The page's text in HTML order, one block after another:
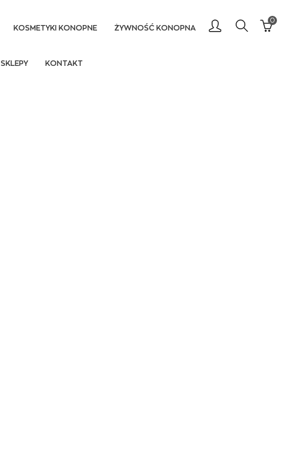
KOSMETYKI KONOPNE ŻYWNOŚĆ KONOPNA
SKLEPY KONTAKT
0